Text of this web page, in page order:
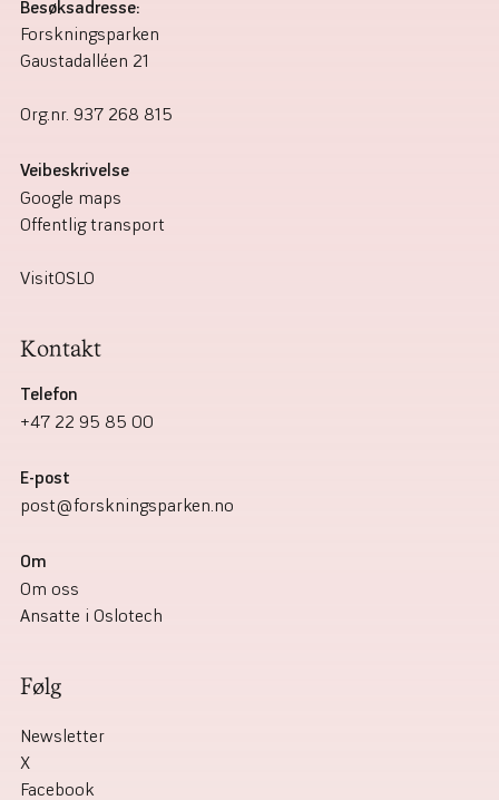
Besøksadresse:
Forskningsparken
Gaustadalléen 21
Org.nr. 937 268 815
Veibeskrivelse
Google maps
Offentlig transport
VisitOSLO
Kontakt
Telefon
+47 22 95 85 00
E-post
post@forskningsparken.no
Om‎
Om oss
Ansatte i Oslotech
Følg
Newsletter
X
Facebook